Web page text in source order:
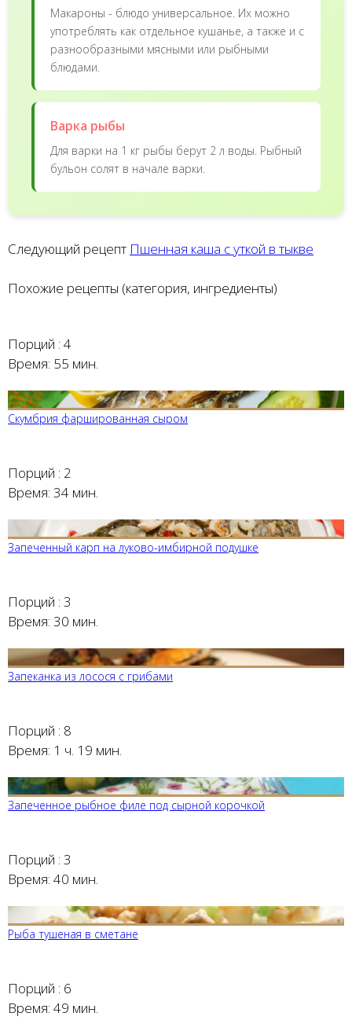
Макароны - блюдо универсальное. Их можно
употреблять как отдельное кушанье, а также и с
разнообразными мясными или рыбными
блюдами.
Варка рыбы
Для варки на 1 кг рыбы берут 2 л воды. Рыбный
бульон солят в начале варки.
Следующий рецепт Пшенная каша с уткой в тыкве
Похожие рецепты (категория, ингредиенты)
Порций : 4
Время: 55 мин.
Скумбрия фаршированная сыром
Порций : 2
Время: 34 мин.
Запеченный карп на луково-имбирной подушке
Порций : 3
Время: 30 мин.
Запеканка из лосося с грибами
Порций : 8
Время: 1 ч. 19 мин.
Запеченное рыбное филе под сырной корочкой
Порций : 3
Время: 40 мин.
Рыба тушеная в сметане
Порций : 6
Время: 49 мин.